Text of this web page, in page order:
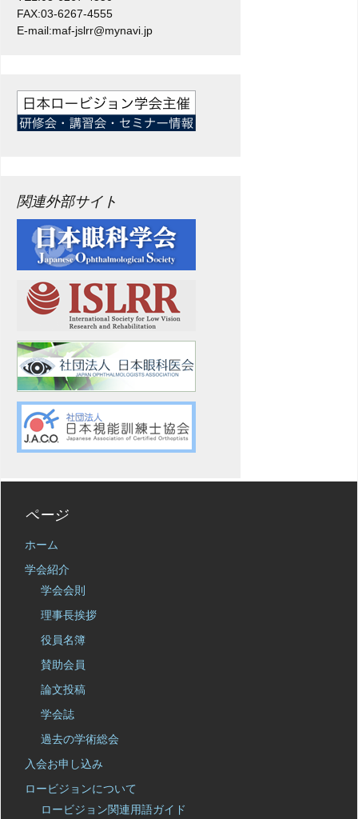
FAX:03-6267-4555
E-mail:maf-jslrr@mynavi.jp
関連外部サイト
ページ
ホーム
学会紹介
学会会則
理事長挨拶
役員名簿
賛助会員
論文投稿
学会誌
過去の学術総会
入会お申し込み
ロービジョンについて
ロービジョン関連用語ガイド